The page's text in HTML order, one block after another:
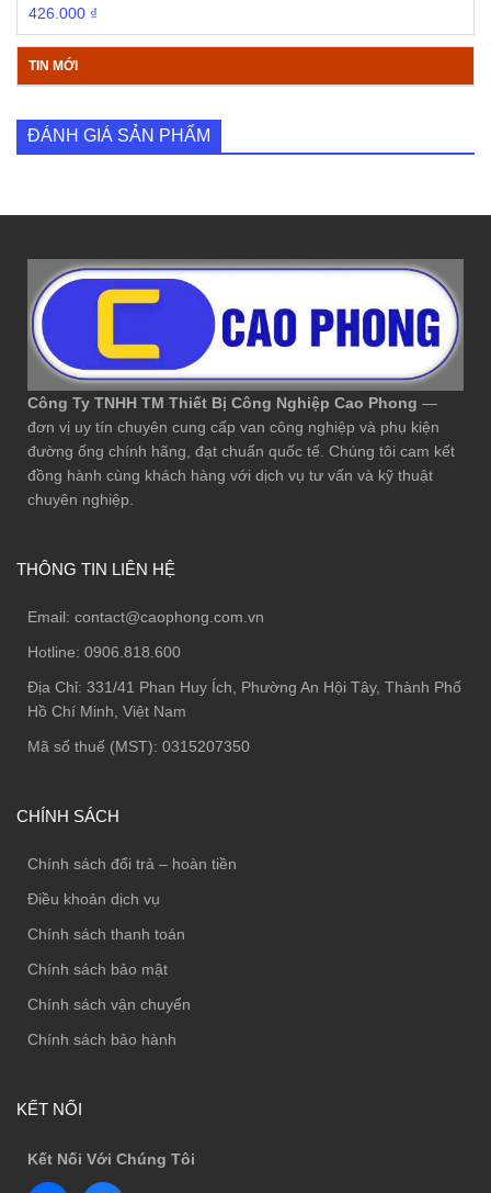
426.000 ₫
TIN MỚI
ĐÁNH GIÁ SẢN PHẨM
Công Ty TNHH TM Thiết Bị Công Nghiệp Cao Phong —
đơn vị uy tín chuyên cung cấp van công nghiệp và phụ kiện
đường ống chính hãng, đạt chuẩn quốc tế. Chúng tôi cam kết
đồng hành cùng khách hàng với dịch vụ tư vấn và kỹ thuật
chuyên nghiệp.
THÔNG TIN LIÊN HỆ
Email: contact@caophong.com.vn
Hotline: 0906.818.600
Địa Chỉ: 331/41 Phan Huy Ích, Phường An Hội Tây, Thành Phố
Hồ Chí Minh, Việt Nam
Mã số thuế (MST): 0315207350
CHÍNH SÁCH
Chính sách đổi trả – hoàn tiền
Điều khoản dịch vụ
Chính sách thanh toán
Chính sách bảo mật
Chính sách vận chuyển
Chính sách bảo hành
KẾT NỐI
Kết Nối Với Chúng Tôi